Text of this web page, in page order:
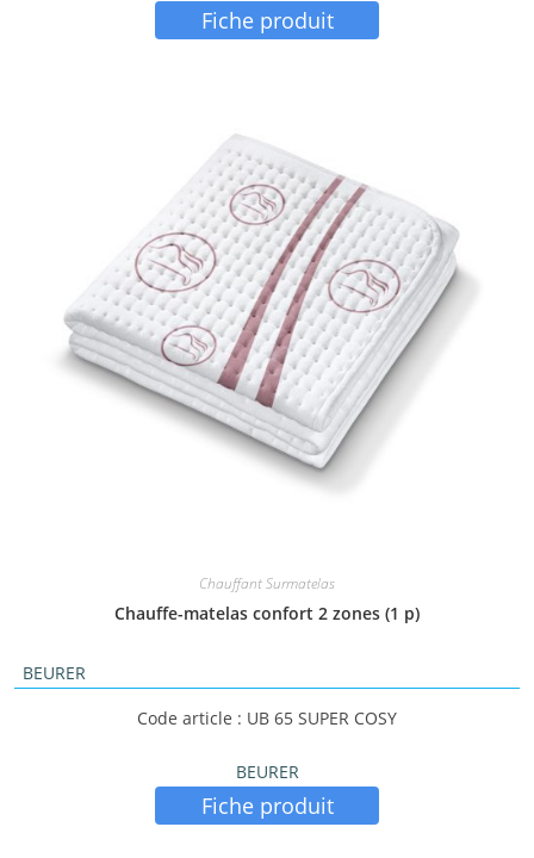
Fiche produit
Chauffant Surmatelas
Chauffe-matelas confort 2 zones (1 p)
BEURER
Code article : UB 65 SUPER COSY
BEURER
Fiche produit